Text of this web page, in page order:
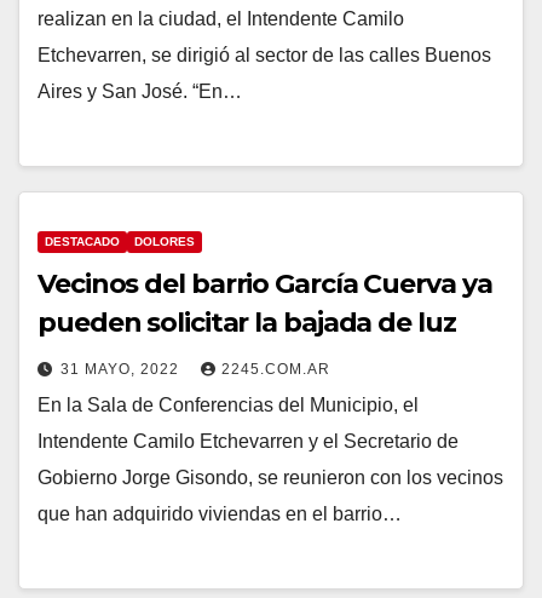
realizan en la ciudad, el Intendente Camilo
Etchevarren, se dirigió al sector de las calles Buenos
Aires y San José. “En…
DESTACADO DOLORES
Vecinos del barrio García Cuerva ya
pueden solicitar la bajada de luz
31 MAYO, 2022 2245.COM.AR
En la Sala de Conferencias del Municipio, el
Intendente Camilo Etchevarren y el Secretario de
Gobierno Jorge Gisondo, se reunieron con los vecinos
que han adquirido viviendas en el barrio…